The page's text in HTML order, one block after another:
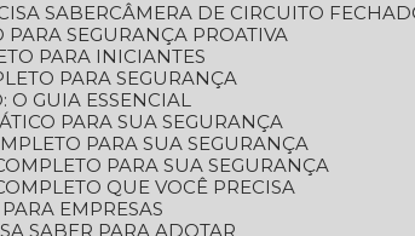
SABER
CÂMERA DE CIRCUITO
PARA SEGURANÇA PROATIVA
PARA INICIANTES
PARA SEGURANÇA
O GUIA ESSENCIAL
PARA SUA SEGURANÇA
PARA SUA SEGURANÇA
PARA SUA SEGURANÇA
QUE VOCÊ PRECISA
EMPRESAS
SABER PARA ADOTAR